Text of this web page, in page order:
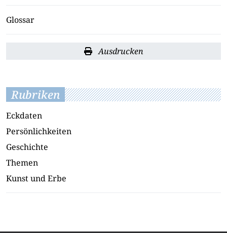
Glossar
Ausdrucken
Rubriken
Eckdaten
Persönlichkeiten
Geschichte
Themen
Kunst und Erbe